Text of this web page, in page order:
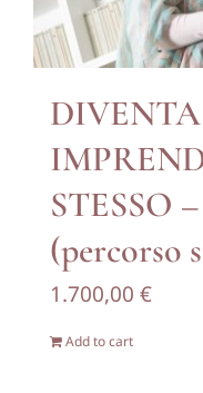
DIVENTA
STESSO
(percorso
1.700,00 €
Add to cart